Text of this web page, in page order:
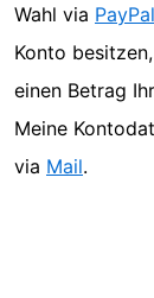
Wahl via PayPal
Konto
einen Betrag
Meine
via Mail.